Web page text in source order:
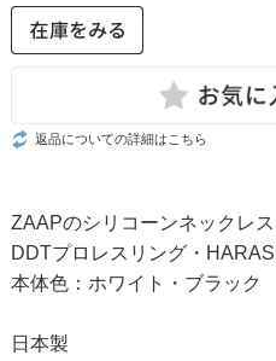
返品についての詳細はこちら
ZAAPのシリコーンネックレス
DDTプロレスリング・
本体色：ホワイト・ブラック
日本製